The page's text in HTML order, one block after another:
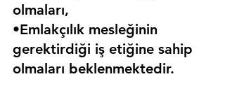
olmaları,
•Emlakçılık mesleğinin
gerektirdiği iş etiğine sahip
olmaları beklenmektedir.